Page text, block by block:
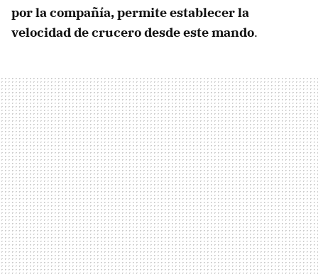
por la compañía, permite establecer la
velocidad de crucero desde este mando.